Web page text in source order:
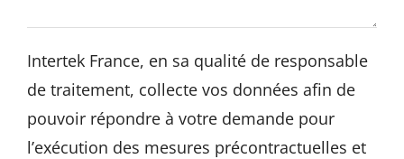
Intertek France, en sa qualité de responsable
de traitement, collecte vos données afin de
pouvoir répondre à votre demande pour
l’exécution des mesures précontractuelles et